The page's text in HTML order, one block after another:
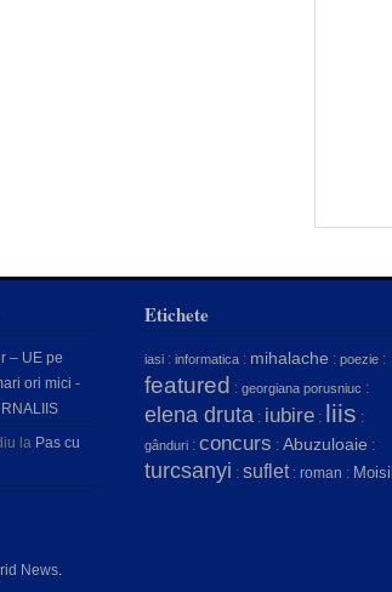
– UE pe
ori mici -
la Pas cu
Etichete
iasi : informatica : mihalache : poezie :
featured : georgiana porusniuc :
elena druta : iubire : liis :
gânduri : concurs : Abuzuloaie :
turcsanyi : suflet: roman : Moisil
News.